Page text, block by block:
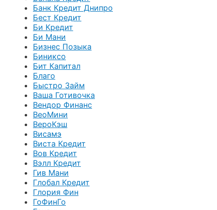
Банк Кредит Днипро
Бест Кредит
Би Кредит
Би Мани
Бизнес Позыка
Биниксо
Бит Капитал
Благо
Быстро Займ
Ваша Готивочка
Вендор Финанс
ВеоМини
ВероКэш
Висамэ
Виста Кредит
Вов Кредит
Вэлл Кредит
Гив Мани
Глобал Кредит
Глория Фин
ГоФинГо